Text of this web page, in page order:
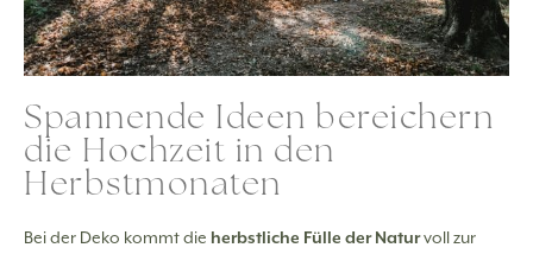
Spannende Ideen bereichern
die Hochzeit in den
Herbstmonaten
Bei der Deko kommt die herbstliche Fülle der Naturvoll zur